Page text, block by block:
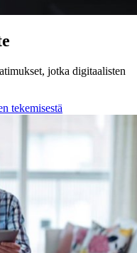
jotka digitaalisten
tekemisestä